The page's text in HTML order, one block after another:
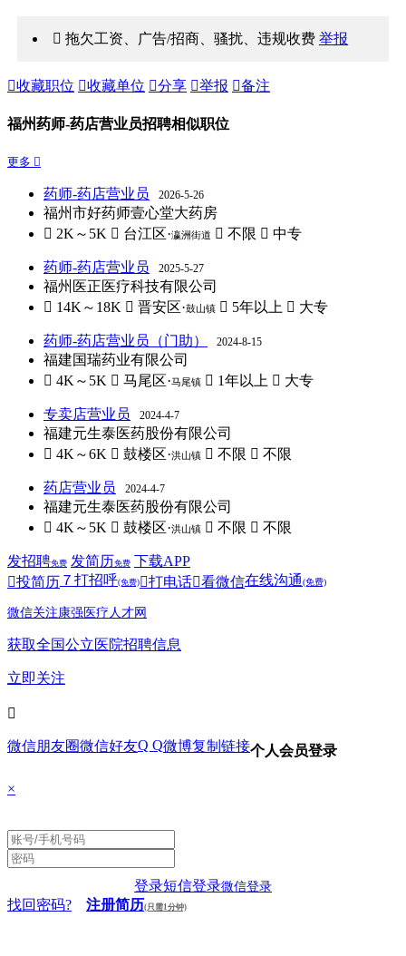
 拖欠工资、广告/招商、骚扰、违规收费举报
收藏职位 收藏单位 分享 举报 备注
福州药师-药店营业员招聘相似职位
更多 
药师-药店营业员 2026-5-26
福州市好药师壹心堂大药房
 2K～5K  台江区·瀛洲街道  不限  中专
药师-药店营业员 2025-5-27
福州医正医疗科技有限公司
 14K～18K  晋安区·鼓山镇  5年以上  大专
药师-药店营业员（门助） 2024-8-15
福建国瑞药业有限公司
 4K～5K  马尾区·马尾镇  1年以上  大专
专卖店营业员 2024-4-7
福建元生泰医药股份有限公司
 4K～6K  鼓楼区·洪山镇  不限  不限
药店营业员 2024-4-7
福建元生泰医药股份有限公司
 4K～5K  鼓楼区·洪山镇  不限  不限
发招聘免费 发简历免费 下载APP
投简历 ７ 打招呼(免费) 打电话看微信在线沟通(免费)
微信关注康强医疗人才网
获取全国公立医院招聘信息
立即关注

微信朋友圈微信好友Q Q微博复制链接个人会员登录
×
登录短信登录微信登录
找回密码? 注册简历(只需1分钟)